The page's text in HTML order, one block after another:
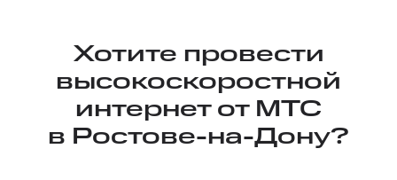
Хотите провести
высокоскоростной
интернет от МТС
в Ростове-на-Дону?